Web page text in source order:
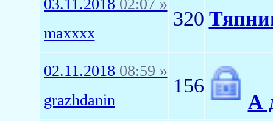
03.11.2018 02:07 »
maxxxx
320
02.11.2018 08:59 »
grazhdanin
156
А